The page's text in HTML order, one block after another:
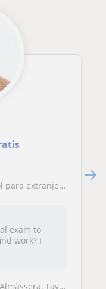
extranjeros
exam to
work? I
Alaquàs, Alb...